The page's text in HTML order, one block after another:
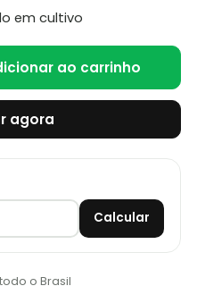
em cultivo
ao carrinho
agora
Calcular
o Brasil